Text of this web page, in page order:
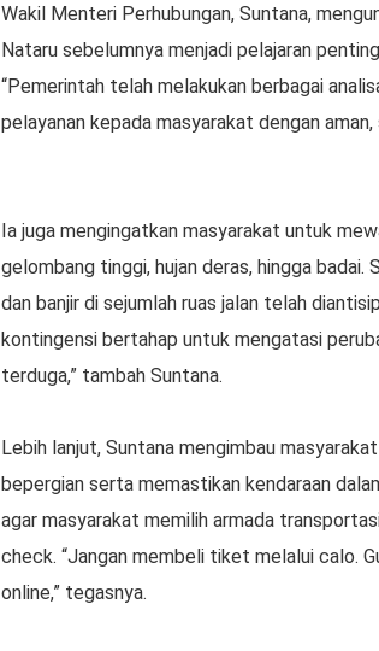
Wakil Menteri Perhubungan, Suntana,
Nataru sebelumnya menjadi pelajaran
“Pemerintah telah melakukan berbagai
pelayanan kepada masyarakat dengan
Ia juga mengingatkan masyarakat untuk
gelombang tinggi, hujan deras, hingga
dan banjir di sejumlah ruas jalan telah
kontingensi bertahap untuk mengatasi
terduga,” tambah Suntana.
Lebih lanjut, Suntana mengimbau
bepergian serta memastikan kendaraan
agar masyarakat memilih armada
check. “Jangan membeli tiket melalui calo.
online,” tegasnya.